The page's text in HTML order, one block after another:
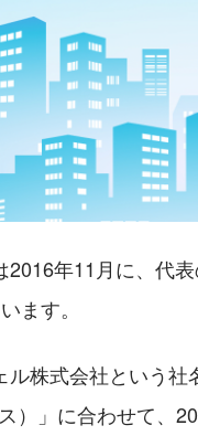
2016年11月に、代
ます。
ル株式会社という
）」に合わせて、